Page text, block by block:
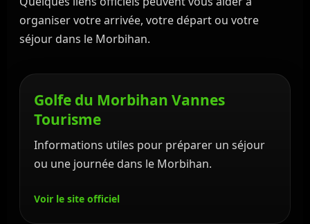
organiser votre arrivée, votre départ ou votre
séjour dans le Morbihan.
Golfe du Morbihan Vannes
Tourisme
Informations utiles pour préparer un séjour
ou une journée dans le Morbihan.
Voir le site officiel